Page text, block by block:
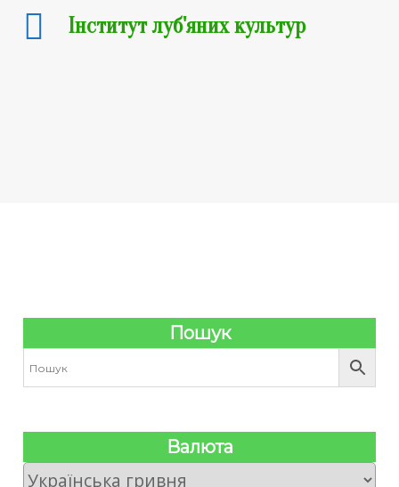
Пошук
Валюта
Інститут луб'яних культур